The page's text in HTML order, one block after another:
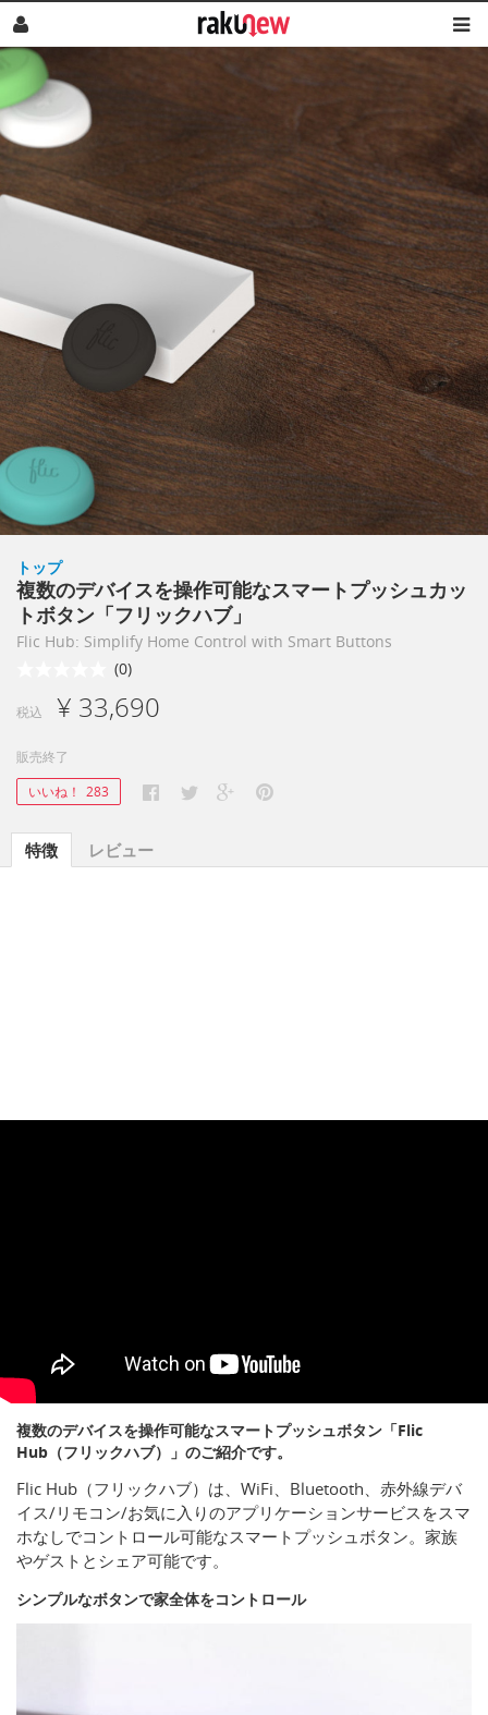
トップ
複数のデバイスを操作可能なスマートプッシュカッ
トボタン「フリックハブ」
Flic Hub: Simplify Home Control with Smart Buttons
(0)
税込 ¥ 33,690
販売終了
いいね！ 283
特徴 レビュー
複数のデバイスを操作可能なスマートプッシュボタン「Flic
Hub（フリックハブ）」のご紹介です。
Flic Hub（フリックハブ）は、WiFi、Bluetooth、赤外線デバ
イス/リモコン/お気に入りのアプリケーションサービスをスマ
ホなしでコントロール可能なスマートプッシュボタン。家族
やゲストとシェア可能です。
シンプルなボタンで家全体をコントロール